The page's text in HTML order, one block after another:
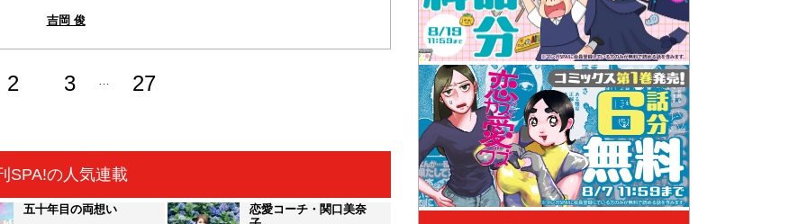
吉岡 俊
2 3 27
SPA!の人気連載
五十年目の両想い
恋愛コーチ・関口美奈